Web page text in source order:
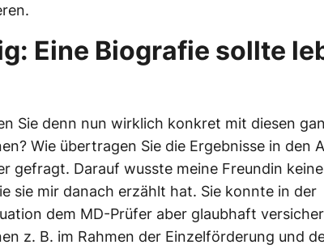
Eine Biografie sollte
Sie denn nun wirklich konkret mit diesen
Wie übertragen Sie die Ergebnisse in den
gefragt. Darauf wusste meine Freundin
sie mir danach erzählt hat. Sie konnte in der
dem MD-Prüfer aber glaubhaft
z. B. im Rahmen der Einzelförderung und